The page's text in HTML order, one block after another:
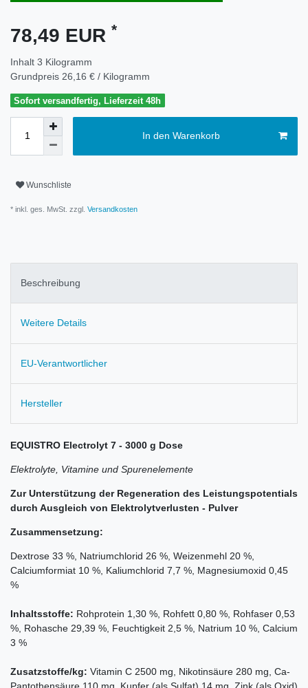
78,49 EUR *
Inhalt 3 Kilogramm
Grundpreis 26,16 € / Kilogramm
Sofort versandfertig, Lieferzeit 48h
In den Warenkorb
Wunschliste
* inkl. ges. MwSt. zzgl. Versandkosten
Beschreibung
Weitere Details
EU-Verantwortlicher
Hersteller
EQUISTRO Electrolyt 7 - 3000 g Dose
Elektrolyte, Vitamine und Spurenelemente
Zur Unterstützung der Regeneration des Leistungspotentials
durch Ausgleich von Elektrolytverlusten - Pulver
Zusammensetzung:
Dextrose 33 %, Natriumchlorid 26 %, Weizenmehl 20 %,
Calciumformiat 10 %, Kaliumchlorid 7,7 %, Magnesiumoxid 0,45
%
Inhaltsstoffe: Rohprotein 1,30 %, Rohfett 0,80 %, Rohfaser 0,53
%, Rohasche 29,39 %, Feuchtigkeit 2,5 %, Natrium 10 %, Calcium
3 %
Zusatzstoffe/kg: Vitamin C 2500 mg, Nikotinsäure 280 mg, Ca-